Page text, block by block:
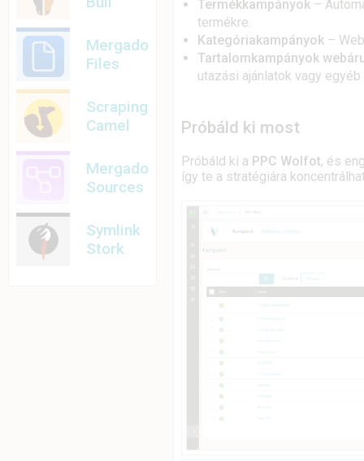
Mergado
Files
Scraping
Camel
Mergado
Sources
Symlink
Stork
Termékkampányok –
termékre.
Kategóriakampányok –
Tartalomkampányok
utazási ajánlatok vagy
Próbáld ki most
Próbáld ki a PPC Wolfot, és
így te a stratégiára